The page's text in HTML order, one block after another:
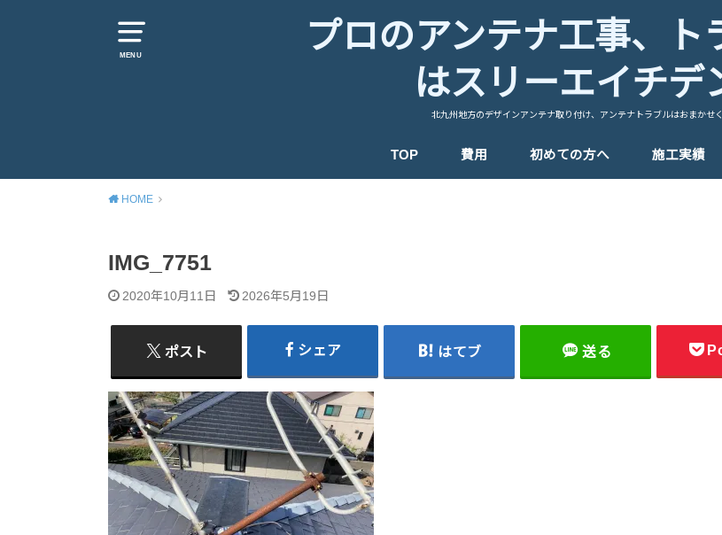
MENU
プロのアンテナ工事、ト
はスリーエイチデ
北九州地方のデザインアンテナ取り付け、アンテナトラブルはおまかせく
TOP 費用 初めての方へ 施工実績
HOME
IMG_7751
2020年10月11日 2026年5月19日
ポスト シェア はてブ 送る